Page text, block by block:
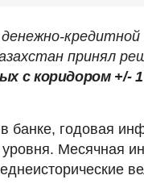
кредитной
принял
с коридором +/-
банке, годовая
уровня. Месячная